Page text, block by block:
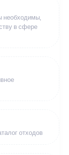
необходимы,
в сфере
отходов